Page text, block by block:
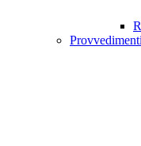
Provvedimenti